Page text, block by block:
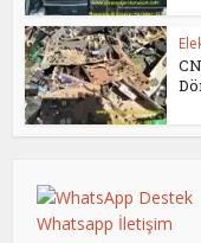
Whatsapp İletişim